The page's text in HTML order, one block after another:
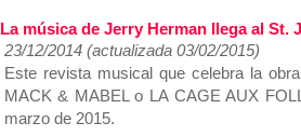
La música de Jerry Herman llega al St.
23/12/2014 (actualizada 03/02/2015)
Este revista musical que celebra la
MACK & MABEL o LA CAGE AUX
marzo de 2015.